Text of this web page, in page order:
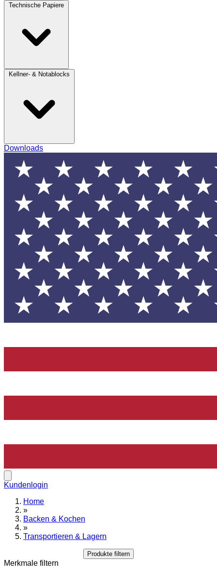
Technische Papiere
Kellner- & Notablocks
Downloads
Kundenlogin
Home
»
Backen & Kochen
»
Transportieren & Lagern
Produkte filtern
Merkmale filtern